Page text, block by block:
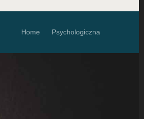
Home Psychologiczna